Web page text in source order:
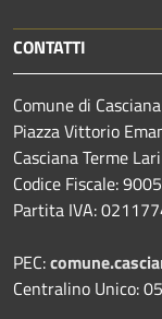
CONTATTI
Comune di
Piazza Vittorio
Casciana Terme Lari
Codice Fiscale:
Partita IVA:
PEC:
Centralino Unico: